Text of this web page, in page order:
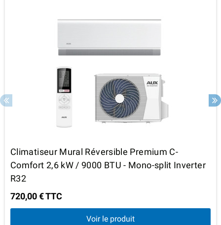
Climatiseur Mural Réversible Premium C-
Comfort 2,6 kW / 9000 BTU - Mono-split Inverter
R32
720,00 € TTC
Voir le produit